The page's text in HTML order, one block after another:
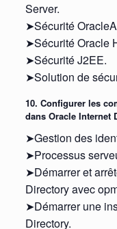
Server.
➤Sécurité
➤Sécurité Oracle
➤Sécurité J2EE.
➤Solution de
10. Configurer les
dans Oracle Internet
➤Gestion des
➤Processus
➤Démarrer et
Directory avec
➤Démarrer une
Directory.